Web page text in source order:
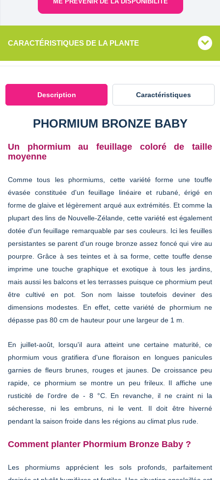
CARACTÉRISTIQUES DE LA PLANTE
Description Caractéristiques
PHORMIUM BRONZE BABY
Un phormium au feuillage coloré de taille
moyenne
Comme tous les phormiums, cette variété forme une touffe
évasée constituée d'un feuillage linéaire et rubané, érigé en
forme de glaive et légèrement arqué aux extrémités. Et comme la
plupart des lins de Nouvelle-Zélande, cette variété est également
dotée d'un feuillage remarquable par ses couleurs. Ici les feuilles
persistantes se parent d'un rouge bronze assez foncé qui vire au
pourpre. Grâce à ses teintes et à sa forme, cette touffe dense
imprime une touche graphique et exotique à tous les jardins,
mais aussi les balcons et les terrasses puisque ce phormium peut
être cultivé en pot. Son nom laisse toutefois deviner des
dimensions modestes. En effet, cette variété de phormium ne
dépasse pas 80 cm de hauteur pour une largeur de 1 m.
En juillet-août, lorsqu'il aura atteint une certaine maturité, ce
phormium vous gratifiera d'une floraison en longues panicules
garnies de fleurs brunes, rouges et jaunes. De croissance peu
rapide, ce phormium se montre un peu frileux. Il affiche une
rusticité de l'ordre de - 8 °C. En revanche, il ne craint ni la
sécheresse, ni les embruns, ni le vent. Il doit être hiverné
pendant la saison froide dans les régions au climat plus rude.
Comment planter Phormium Bronze Baby ?
Les phormiums apprécient les sols profonds, parfaitement